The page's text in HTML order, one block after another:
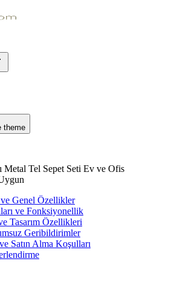
theme
Metal Tel Sepet Seti Ev ve Ofis
ve Genel Özellikler
ve Fonksiyonellik
Tasarım Özellikleri
Geribildirimler
Satın Alma Koşulları